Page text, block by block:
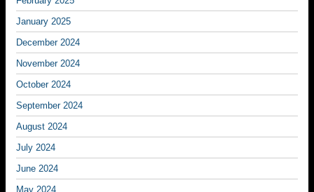
January 2025
December 2024
November 2024
October 2024
September 2024
August 2024
July 2024
June 2024
May 2024